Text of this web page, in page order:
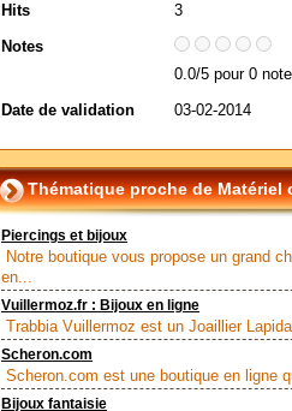
Hits
3
Notes
0.0/5 pour 0 note
Date de validation
03-02-2014
Thématique proche de
Piercings et bijoux
Notre boutique vous propose un grand
en...
Vuillermoz.fr : Bijoux en ligne
Trabbia Vuillermoz est un Joaillier
Scheron.com
Scheron.com est une boutique en ligne
Bijoux fantaisie